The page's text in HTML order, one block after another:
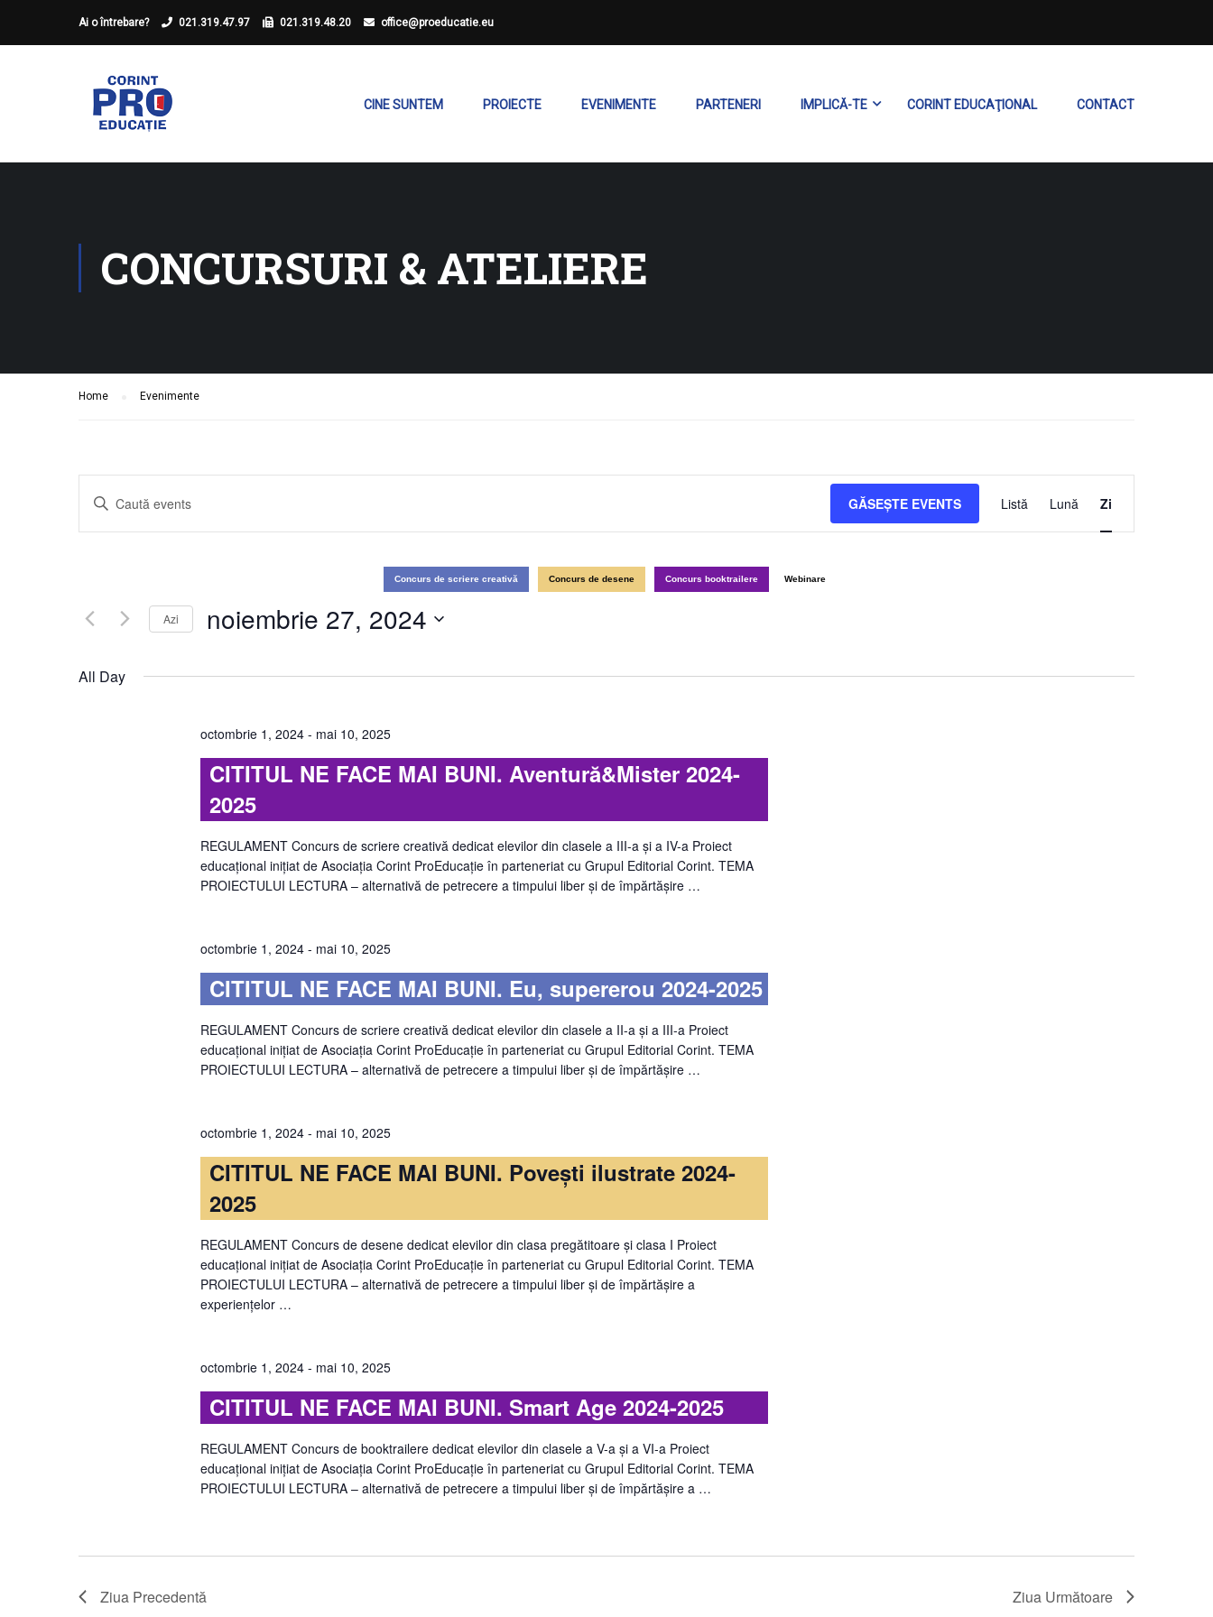
Ai o întrebare? 021.319.47.97 021.319.48.20 office@proeducatie.eu
CINE SUNTEM PROIECTE EVENIMENTE PARTENERI IMPLICĂ-TE CORINT EDUCAŢIONAL CONTACT
CONCURSURI & ATELIERE
Home Evenimente
Events
Search
Views
Enter
by
Keyword.
GĂSEȘTE EVENTS
Event
Views
Listă Lună Zi
Concurs de scriere creativă Concurs de desene Concurs booktrailere Webinare
Azi noiembrie 27, 2024
All Day
octombrie 1, 2024 - mai 10, 2025
CITITUL NE FACE MAI BUNI. Aventură&Mister 2024-
2025
REGULAMENT Concurs de scriere creativă dedicat elevilor din clasele a III-a şi a IV-a Proiect
educațional inițiat de Asociația Corint ProEducație în parteneriat cu Grupul Editorial Corint. TEMA
PROIECTULUI LECTURA – alternativă de petrecere a timpului liber și de împărtășire …
octombrie 1, 2024 - mai 10, 2025
CITITUL NE FACE MAI BUNI. Eu, supererou 2024-2025
REGULAMENT Concurs de scriere creativă dedicat elevilor din clasele a II-a şi a III-a Proiect
educațional inițiat de Asociația Corint ProEducație în parteneriat cu Grupul Editorial Corint. TEMA
PROIECTULUI LECTURA – alternativă de petrecere a timpului liber și de împărtășire …
octombrie 1, 2024 - mai 10, 2025
CITITUL NE FACE MAI BUNI. Povești ilustrate 2024-
2025
REGULAMENT Concurs de desene dedicat elevilor din clasa pregătitoare şi clasa I Proiect
educațional inițiat de Asociația Corint ProEducație în parteneriat cu Grupul Editorial Corint. TEMA
PROIECTULUI LECTURA – alternativă de petrecere a timpului liber și de împărtășire a
experiențelor …
octombrie 1, 2024 - mai 10, 2025
CITITUL NE FACE MAI BUNI. Smart Age 2024-2025
REGULAMENT Concurs de booktrailere dedicat elevilor din clasele a V-a şi a VI-a Proiect
educațional inițiat de Asociația Corint ProEducație în parteneriat cu Grupul Editorial Corint. TEMA
PROIECTULUI LECTURA – alternativă de petrecere a timpului liber și de împărtășire a …
Ziua Precedentă Ziua Următoare